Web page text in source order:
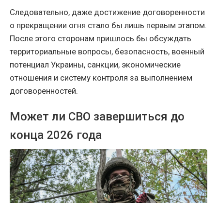
Следовательно, даже достижение договоренности
о прекращении огня стало бы лишь первым этапом.
После этого сторонам пришлось бы обсуждать
территориальные вопросы, безопасность, военный
потенциал Украины, санкции, экономические
отношения и систему контроля за выполнением
договоренностей.
Может ли СВО завершиться до
конца 2026 года